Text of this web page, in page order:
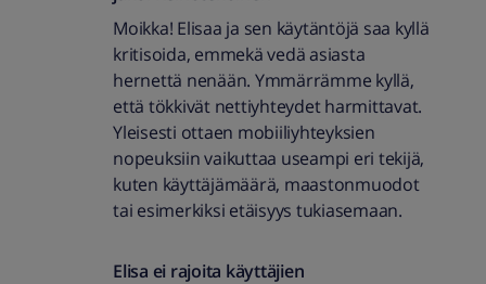
Moikka! Elisaa ja sen käytäntöjä saa kyllä
kritisoida, emmekä vedä asiasta
hernettä nenään. Ymmärrämme kyllä,
että tökkivät nettiyhteydet harmittavat.
Yleisesti ottaen mobiiliyhteyksien
nopeuksiin vaikuttaa useampi eri tekijä,
kuten käyttäjämäärä, maastonmuodot
tai esimerkiksi etäisyys tukiasemaan.
Elisa ei rajoita käyttäjien